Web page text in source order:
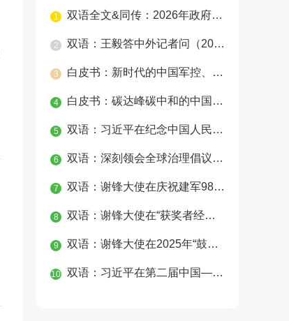
1 双语全文&同传：2026年政府工作报告
2 双语：王毅答中外记者问（2025年）
3 白皮书：新时代的中国军控、裁军与防扩散
4 白皮书：碳达峰碳中和的中国行动
5 双语：习近平在纪念中国人民抗日战争暨世界反法西斯战争胜利80周年招待会上的讲话
6 双语：深刻领会全球治理倡议重大历史意义 为构建人类命运共同体凝聚磅礴合力
7 双语：谢锋大使在庆祝建军98周年、纪念中国人民抗日战争暨世界反法西斯战争胜利80周年招待会上的讲话
8 双语：谢锋大使在“获奖者经典圈”钢琴音乐会上的致辞
9 双语：谢锋大使在2025年“鼓岭缘”中美青少年合唱周开幕式上的致辞
10 双语：习近平在第二届中国—中亚峰会上的主旨发言